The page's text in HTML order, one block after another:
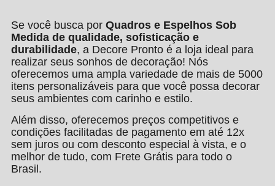
Se você busca por Quadros e Espelhos Sob
Medida de qualidade, sofisticação e
durabilidade, a Decore Pronto é a loja ideal para
realizar seus sonhos de decoração! Nós
oferecemos uma ampla variedade de mais de 5000
itens personalizáveis para que você possa decorar
seus ambientes com carinho e estilo.
Além disso, oferecemos preços competitivos e
condições facilitadas de pagamento em até 12x
sem juros ou com desconto especial à vista, e o
melhor de tudo, com Frete Grátis para todo o
Brasil.